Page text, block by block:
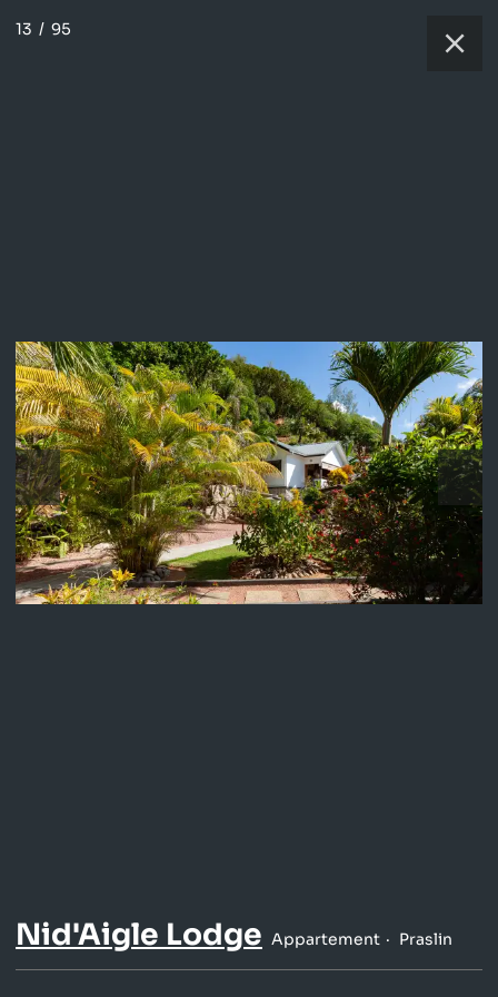
13 / 95
Nid'Aigle Lodge Appartement Praslin